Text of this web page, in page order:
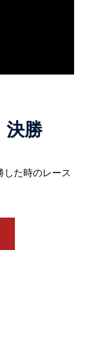
勝
た時のレース